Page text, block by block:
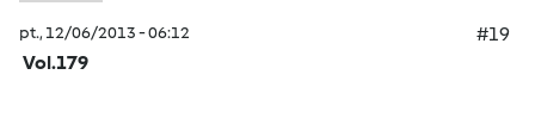
pt., 12/06/2013 - 06:12
#19
Vol.179